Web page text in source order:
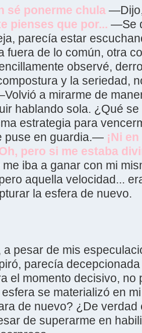
sé ponerme chula
pienses que por... —Se
parecía estar
fuera de lo común, otra
observé,
y la seriedad,
a mirarme de
hablando sola. ¿Qué
estrategia para
puse en guardia.— ¡Ni
pero si me estaba
iba a ganar con mi
aquella velocidad...
la esfera de nuevo.
a pesar de mis
parecía
el momento decisivo,
se materializó en
de nuevo? ¿De
de superarme en